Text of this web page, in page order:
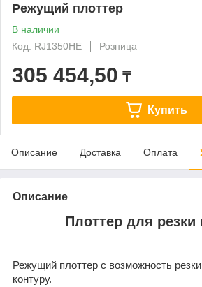
Режущий плоттер
В наличии
Код: RJ1350HE
Розница
305 454,50 ₸
Купить
Описание Доставка Оплата
Описание
Плоттер для резки
Режущий плоттер с возможность
контуру.